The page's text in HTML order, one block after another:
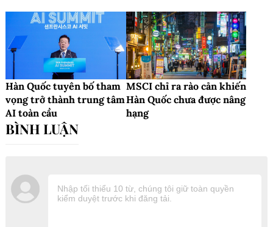
Hàn Quốc tuyên bố tham
vọng trở thành trung tâm
AI toàn cầu
MSCI chỉ ra rào cản khiến
Hàn Quốc chưa được nâng
hạng